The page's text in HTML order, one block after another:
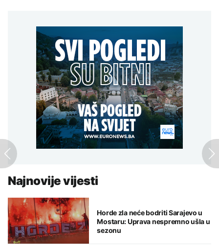
Najnovije vijesti
Horde zla neće bodriti Sarajevo u
Mostaru: Uprava nespremno ušla u
sezonu